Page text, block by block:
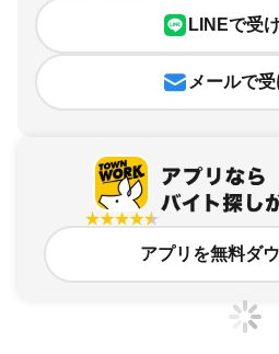
LINEで受
メールで
アプリを無料ダ